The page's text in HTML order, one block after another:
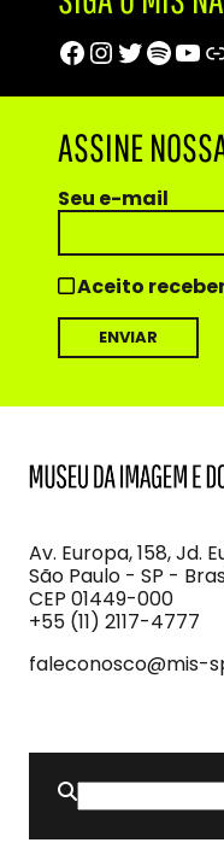
Facebook
Twitter
ASSINE
Seu e-mail
Aceito
Imagem
e
do
Som
Av. Europa, 158, Jd.
São Paulo - SP -
CEP 01449-000
+55 (11) 2117-4777
faleconosco@mis-
Buscar
por: